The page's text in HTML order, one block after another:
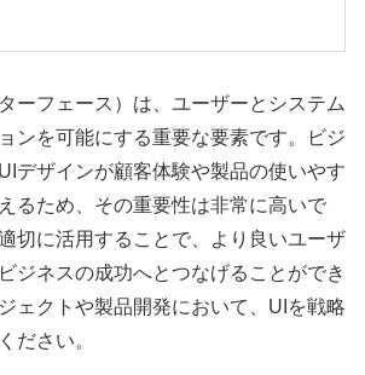
ーフェース）は、ユーザーとシステム
ンを可能にする重要な要素です。ビジ
デザインが顧客体験や製品の使いやす
るため、その重要性は非常に高いで
切に活用することで、より良いユーザ
ジネスの成功へとつなげることができ
ェクトや製品開発において、UIを戦略
ださい。